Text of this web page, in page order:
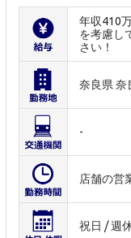
年収410
を考慮し
さい！
奈良県 奈
-
店舗の営
祝日 / 週